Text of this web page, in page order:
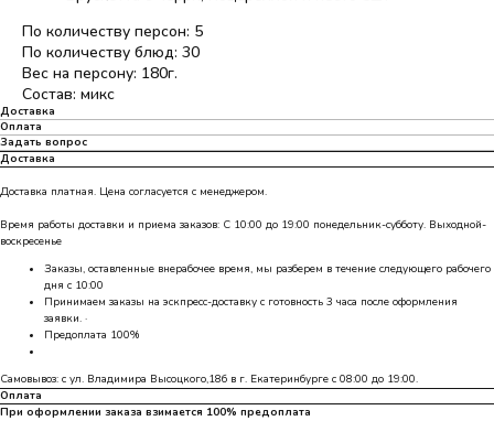
По количеству персон: 5
По количеству блюд: 30
Вес на персону: 180г.
Состав: микс
Доставка
Оплата
Задать вопрос
Доставка
Доставка платная. Цена согласуется с менеджером.
Время работы доставки и приема заказов: С 10:00 до 19:00 понедельник-субботу. Выходной-
воскресенье
Заказы, оставленные внерабочее время, мы разберем в течение следующего рабочего
дня с 10:00
Принимаем заказы на эскпресс-доставку с готовность 3 часа после оформления
заявки. ·
Предоплата 100%
Самовывоз: с ул. Владимира Высоцкого,18б в г. Екатеринбурге с 08:00 до 19:00.
Оплата
При оформлении заказа взимается 100% предоплата